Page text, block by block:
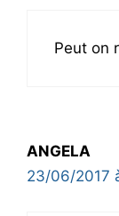
Peut on
ANGELA
23/06/2017